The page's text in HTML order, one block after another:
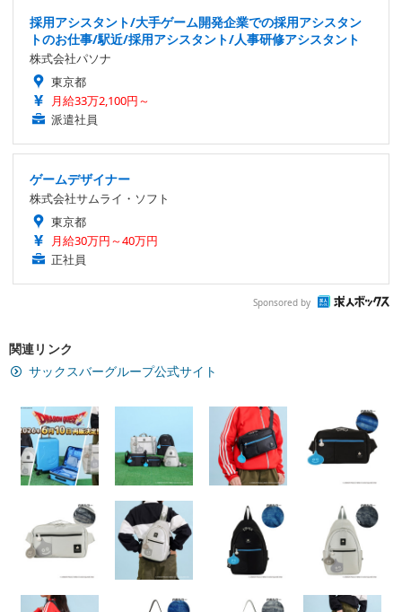
採用アシスタント/大手ゲーム開発企業での採用アシスタン
トのお仕事/駅近/採用アシスタント/人事研修アシスタント
株式会社パソナ
東京都
月給33万2,100円～
派遣社員
ゲームデザイナー
株式会社サムライ・ソフト
東京都
月給30万円～40万円
正社員
Sponsored by
関連リンク
サックスバーグループ公式サイト